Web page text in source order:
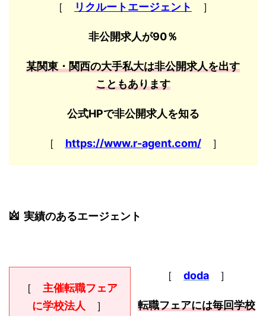
［ リクルートエージェント ］
非公開求人が90％
某関東・関西の大手私大は非公開求人を出す
こともあります
公式HPで非公開求人を知る
［ https://www.r-agent.com/］
実績のあるエージェント
［ 主催転職フェア
に学校法人
］
［doda ］
転職フェアには毎回学校